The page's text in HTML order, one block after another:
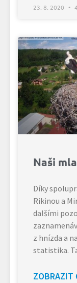
23. 8. 2020
Naši
Díky
Rikinou a
dalšími
z hnízda a
statistika.
ZOBRAZIT